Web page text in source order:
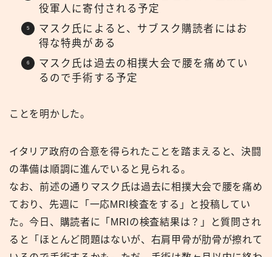
役軍人に寄付される予定
マスク氏によると、サブスク購読者にはお
得な特典がある
マスク氏は過去の相撲大会で腰を痛めてい
るので手術する予定
ことを明かした。
イタリア政府の合意を得られたことを踏まえると、決闘
の準備は順調に進んでいると見られる。
なお、前述の通りマスク氏は過去に相撲大会で腰を痛め
ており、先週に「一応MRI検査をする」と投稿してい
た。今日、購読者に「MRIの検査結果は？」と質問され
ると「ほとんど問題はないが、右肩甲骨が肋骨が擦れて